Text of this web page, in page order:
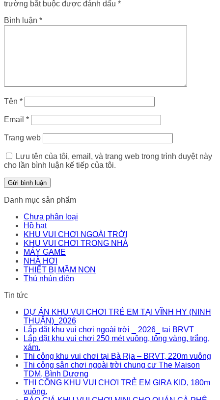
trường bắt buộc được đánh dấu *
Bình luận *
Tên *
Email *
Trang web
Lưu tên của tôi, email, và trang web trong trình duyệt này
cho lần bình luận kế tiếp của tôi.
Danh mục sản phẩm
Chưa phân loại
Hồ hạt
KHU VUI CHƠI NGOÀI TRỜI
KHU VUI CHƠI TRONG NHÀ
MÁY GAME
NHÀ HƠI
THIẾT BỊ MẦM NON
Thú nhún điện
Tin tức
DỰ ÁN KHU VUI CHƠI TRẺ EM TẠI VĨNH HY (NINH
THUẬN)_2026
Lắp đặt khu vui chơi ngoài trời _ 2026_ tại BRVT
Lắp đặt khu vui chơi 250 mét vuông, tông vàng, trắng,
xám.
Thi công khu vui chơi tại Bà Rịa – BRVT, 220m vuông
Thi công sân chơi ngoài trời chung cư The Maison
TDM, Bình Dương
THI CÔNG KHU VUI CHƠI TRẺ EM GIRA KID, 180m
vuông.